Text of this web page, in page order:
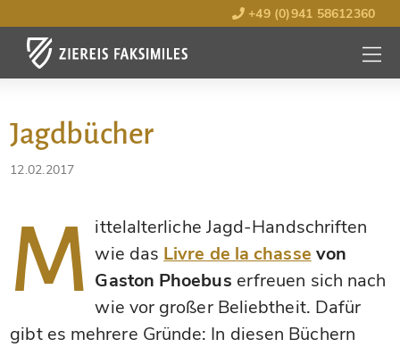
+49 (0)941 58612360
MENÜ
Jagdbücher
12.02.2017
M ittelalterliche Jagd-Handschriften
wie das Livre de la chasse von
Gaston Phoebus erfreuen sich nach
wie vor großer Beliebtheit. Dafür
gibt es mehrere Gründe: In diesen Büchern